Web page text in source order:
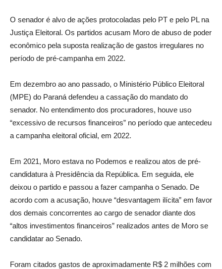
O senador é alvo de ações protocoladas pelo PT e pelo PL na
Justiça Eleitoral. Os partidos acusam Moro de abuso de poder
econômico pela suposta realização de gastos irregulares no
período de pré-campanha em 2022.
Em dezembro ao ano passado, o Ministério Público Eleitoral
(MPE) do Paraná defendeu a cassação do mandato do
senador. No entendimento dos procuradores, houve uso
“excessivo de recursos financeiros” no período que antecedeu
a campanha eleitoral oficial, em 2022.
Em 2021, Moro estava no Podemos e realizou atos de pré-
candidatura à Presidência da República. Em seguida, ele
deixou o partido e passou a fazer campanha o Senado. De
acordo com a acusação, houve “desvantagem ilícita” em favor
dos demais concorrentes ao cargo de senador diante dos
“altos investimentos financeiros” realizados antes de Moro se
candidatar ao Senado.
Foram citados gastos de aproximadamente R$ 2 milhões com